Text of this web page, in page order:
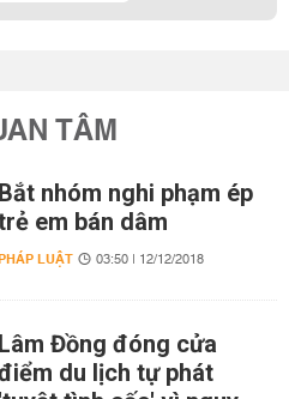
TÂM
Bắt nhóm nghi phạm ép
em bán dâm
LUẬT 03:50 | 12/12/2018
Lâm Đồng đóng cửa
du lịch tự phát